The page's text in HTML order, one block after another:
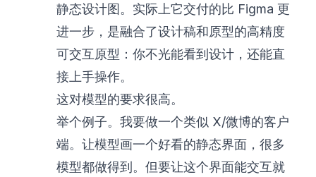
静态设计图。实际上它交付的比 Figma 更
进一步，是融合了设计稿和原型的高精度
可交互原型：你不光能看到设计，还能直
接上手操作。
这对模型的要求很高。
举个例子。我要做一个类似 X/微博的客户
端。让模型画一个好看的静态界面，很多
模型都做得到。但要让这个界面能交互就